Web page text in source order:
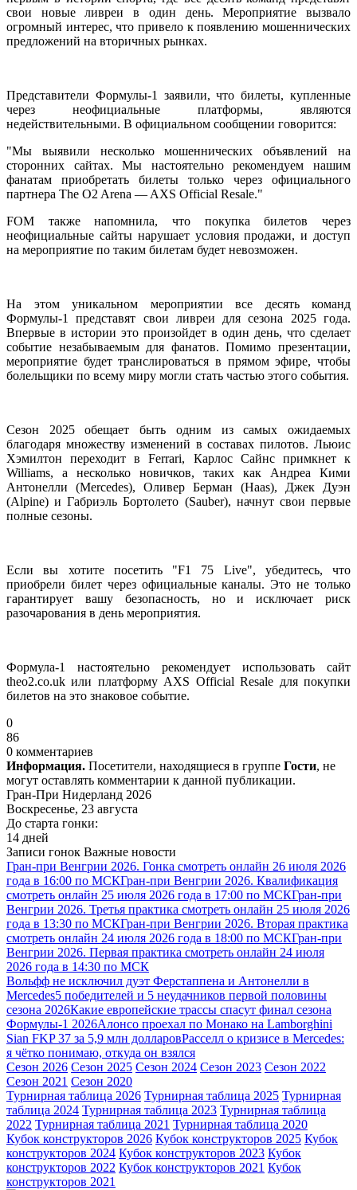
свои новые ливреи в один день. Мероприятие вызвало
огромный интерес, что привело к появлению мошеннических
предложений на вторичных рынках.
Представители Формулы-1 заявили, что билеты, купленные
через неофициальные платформы, являются
недействительными. В официальном сообщении говорится:
"Мы выявили несколько мошеннических объявлений на
сторонних сайтах. Мы настоятельно рекомендуем нашим
фанатам приобретать билеты только через официального
партнера The O2 Arena — AXS Official Resale."
FOM также напомнила, что покупка билетов через
неофициальные сайты нарушает условия продажи, и доступ
на мероприятие по таким билетам будет невозможен.
На этом уникальном мероприятии все десять команд
Формулы-1 представят свои ливреи для сезона 2025 года.
Впервые в истории это произойдет в один день, что сделает
событие незабываемым для фанатов. Помимо презентации,
мероприятие будет транслироваться в прямом эфире, чтобы
болельщики по всему миру могли стать частью этого события.
Сезон 2025 обещает быть одним из самых ожидаемых
благодаря множеству изменений в составах пилотов. Льюис
Хэмилтон переходит в Ferrari, Карлос Сайнс примкнет к
Williams, а несколько новичков, таких как Андреа Кими
Антонелли (Mercedes), Оливер Берман (Haas), Джек Дуэн
(Alpine) и Габриэль Бортолето (Sauber), начнут свои первые
полные сезоны.
Если вы хотите посетить "F1 75 Live", убедитесь, что
приобрели билет через официальные каналы. Это не только
гарантирует вашу безопасность, но и исключает риск
разочарования в день мероприятия.
Формула-1 настоятельно рекомендует использовать сайт
theo2.co.uk или платформу AXS Official Resale для покупки
билетов на это знаковое событие.
0
86
0 комментариев
Информация. Посетители, находящиеся в группе Гости, не
могут оставлять комментарии к данной публикации.
Гран-При Нидерланд 2026
Воскресенье, 23 августа
До старта гонки:
14 дней
Записи гонок Важные новости
Гран-при Венгрии 2026. Гонка смотреть онлайн 26 июля 2026
года в 16:00 по МСКГран-при Венгрии 2026. Квалификация
смотреть онлайн 25 июля 2026 года в 17:00 по МСКГран-при
Венгрии 2026. Третья практика смотреть онлайн 25 июля 2026
года в 13:30 по МСКГран-при Венгрии 2026. Вторая практика
смотреть онлайн 24 июля 2026 года в 18:00 по МСКГран-при
Венгрии 2026. Первая практика смотреть онлайн 24 июля
2026 года в 14:30 по МСК
Вольфф не исключил дуэт Ферстаппена и Антонелли в
Mercedes5 победителей и 5 неудачников первой половины
сезона 2026Какие европейские трассы спасут финал сезона
Формулы-1 2026Алонсо проехал по Монако на Lamborghini
Sian FKP 37 за 5,9 млн долларовРасселл о кризисе в Mercedes:
я чётко понимаю, откуда он взялся
Сезон 2026 Сезон 2025 Сезон 2024 Сезон 2023 Сезон 2022
Сезон 2021 Сезон 2020
Турнирная таблица 2026 Турнирная таблица 2025 Турнирная
таблица 2024 Турнирная таблица 2023 Турнирная таблица
2022 Турнирная таблица 2021 Турнирная таблица 2020
Кубок конструкторов 2026 Кубок конструкторов 2025 Кубок
конструкторов 2024 Кубок конструкторов 2023 Кубок
конструкторов 2022 Кубок конструкторов 2021 Кубок
конструкторов 2021